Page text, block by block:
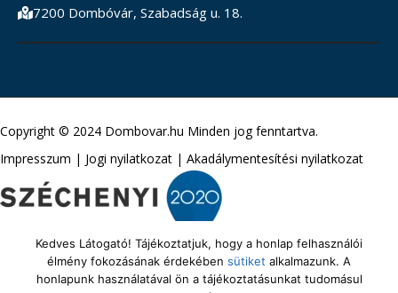
7200 Dombóvár, Szabadság u. 18.
Copyright © 2024 Dombovar.hu Minden jog fenntartva.
Impresszum | Jogi nyilatkozat | Akadálymentesítési nyilatkozat
Kedves Látogató! Tájékoztatjuk, hogy a honlap felhasználói
élmény fokozásának érdekében sütiket alkalmazunk. A
honlapunk használatával ön a tájékoztatásunkat tudomásul